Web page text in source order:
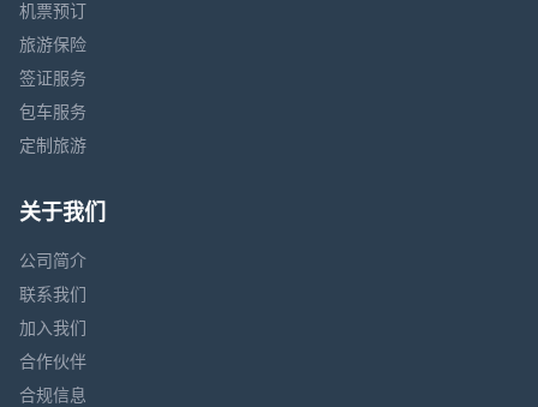
机票预订
旅游保险
签证服务
包车服务
定制旅游
关于我们
公司简介
联系我们
加入我们
合作伙伴
合规信息